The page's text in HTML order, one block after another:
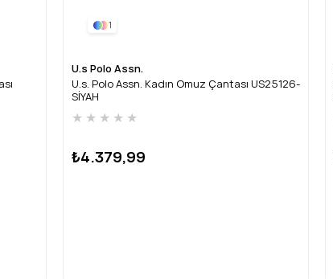
1
U.s Polo Assn.
U.s. Polo Assn. Kadın Omuz Çantası US25126-
SİYAH
★ ★ ★ ★ ★
₺4.379,99